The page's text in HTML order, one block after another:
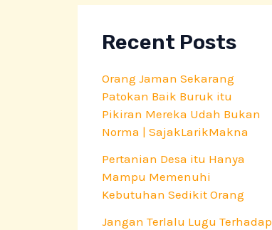
h
Recent Posts
Orang Jaman Sekarang
Patokan Baik Buruk itu
Pikiran Mereka Udah Bukan
Norma | SajakLarikMakna
Pertanian Desa itu Hanya
Mampu Memenuhi
Kebutuhan Sedikit Orang
Jangan Terlalu Lugu Terhadap